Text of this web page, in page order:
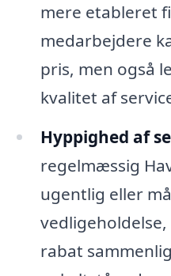
mere etableret
medarbejdere
pris, men også
kvalitet af
Hyppighed af
regelmæssig
ugentlig eller
rabat